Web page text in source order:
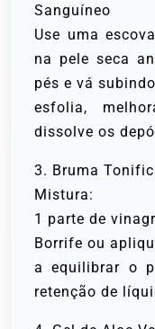
Sanguíneo
Use uma
na pele seca
pés e vá
esfolia,
dissolve os
3. Bruma
Mistura:
1 parte de
Borrife ou
a equilibrar o
retenção de